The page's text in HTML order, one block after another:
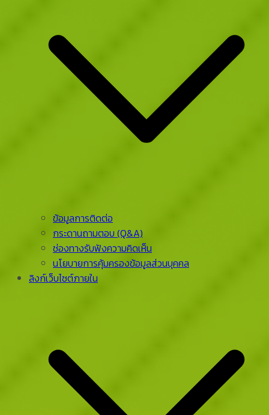
ข้อมูลการติดต่อ
กระดานถามตอบ (Q&A)
ช่องทางรับฟังความคิดเห็น
นโยบายการคุ้มครองข้อมูลส่วนบุคคล
ลิงก์เว็บไซต์ภายใน